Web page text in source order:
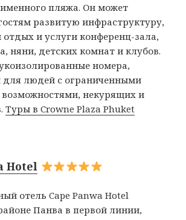
пляжа. Он может
развитую инфраструктуру,
и услуги конференц-зала,
няни, детских комнат и клубов.
номера,
для людей с ограниченными
некурящих и
Туры в Crowne Plaza Phuket
Hotel
отель Cape Panwa Hotel
Панва в первой линии,